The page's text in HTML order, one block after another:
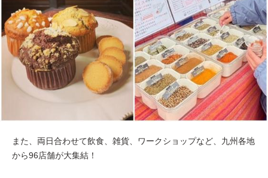
また、両日合わせて飲食、雑貨、ワークショップなど、九州各地
から96店舗が大集結！